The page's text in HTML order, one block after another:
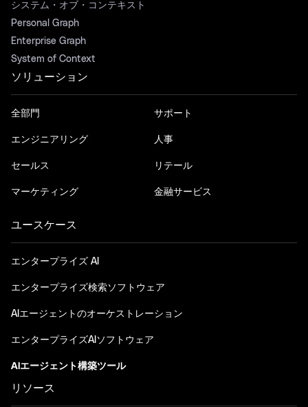
システム・オブ・コンテキスト
Personal Graph
Enterprise Graph
System of Context
ソリューション
全部門
エンジニアリング
セールス
マーケティング
サポート
人事
リテール
金融サービス
ユースケース
エンタープライズ AI
エンタープライズ検索ソフトウェア
AIエージェントのオーケストレーション
エンタープライズAIソフトウェア
AIエージェント構築ツール
リソース